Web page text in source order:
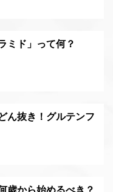
ミド」って何？
ん抜き！グルテンフ